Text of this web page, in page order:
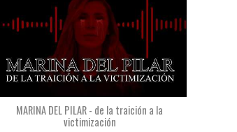
MARINA DEL PILAR - de la traición a la
victimización